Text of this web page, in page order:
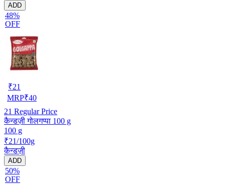
ADD
48%
OFF
₹21
MRP₹40
21 Regular Price
कैन्डज़ी गोलगप्पा 100 g
100 g
₹21/100g
कैन्डज़ी
ADD
50%
OFF